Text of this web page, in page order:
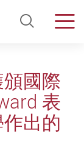
Open
國際
表
出的